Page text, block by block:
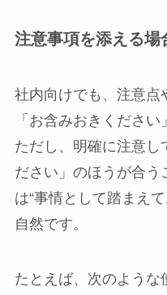
注意事項を添える場
社内向けでも、注意点
「お含みおきくださ
ただし、明確に注意し
ださい」のほうが合う
は“事情として踏まえ
自然です。
たとえば、次のような